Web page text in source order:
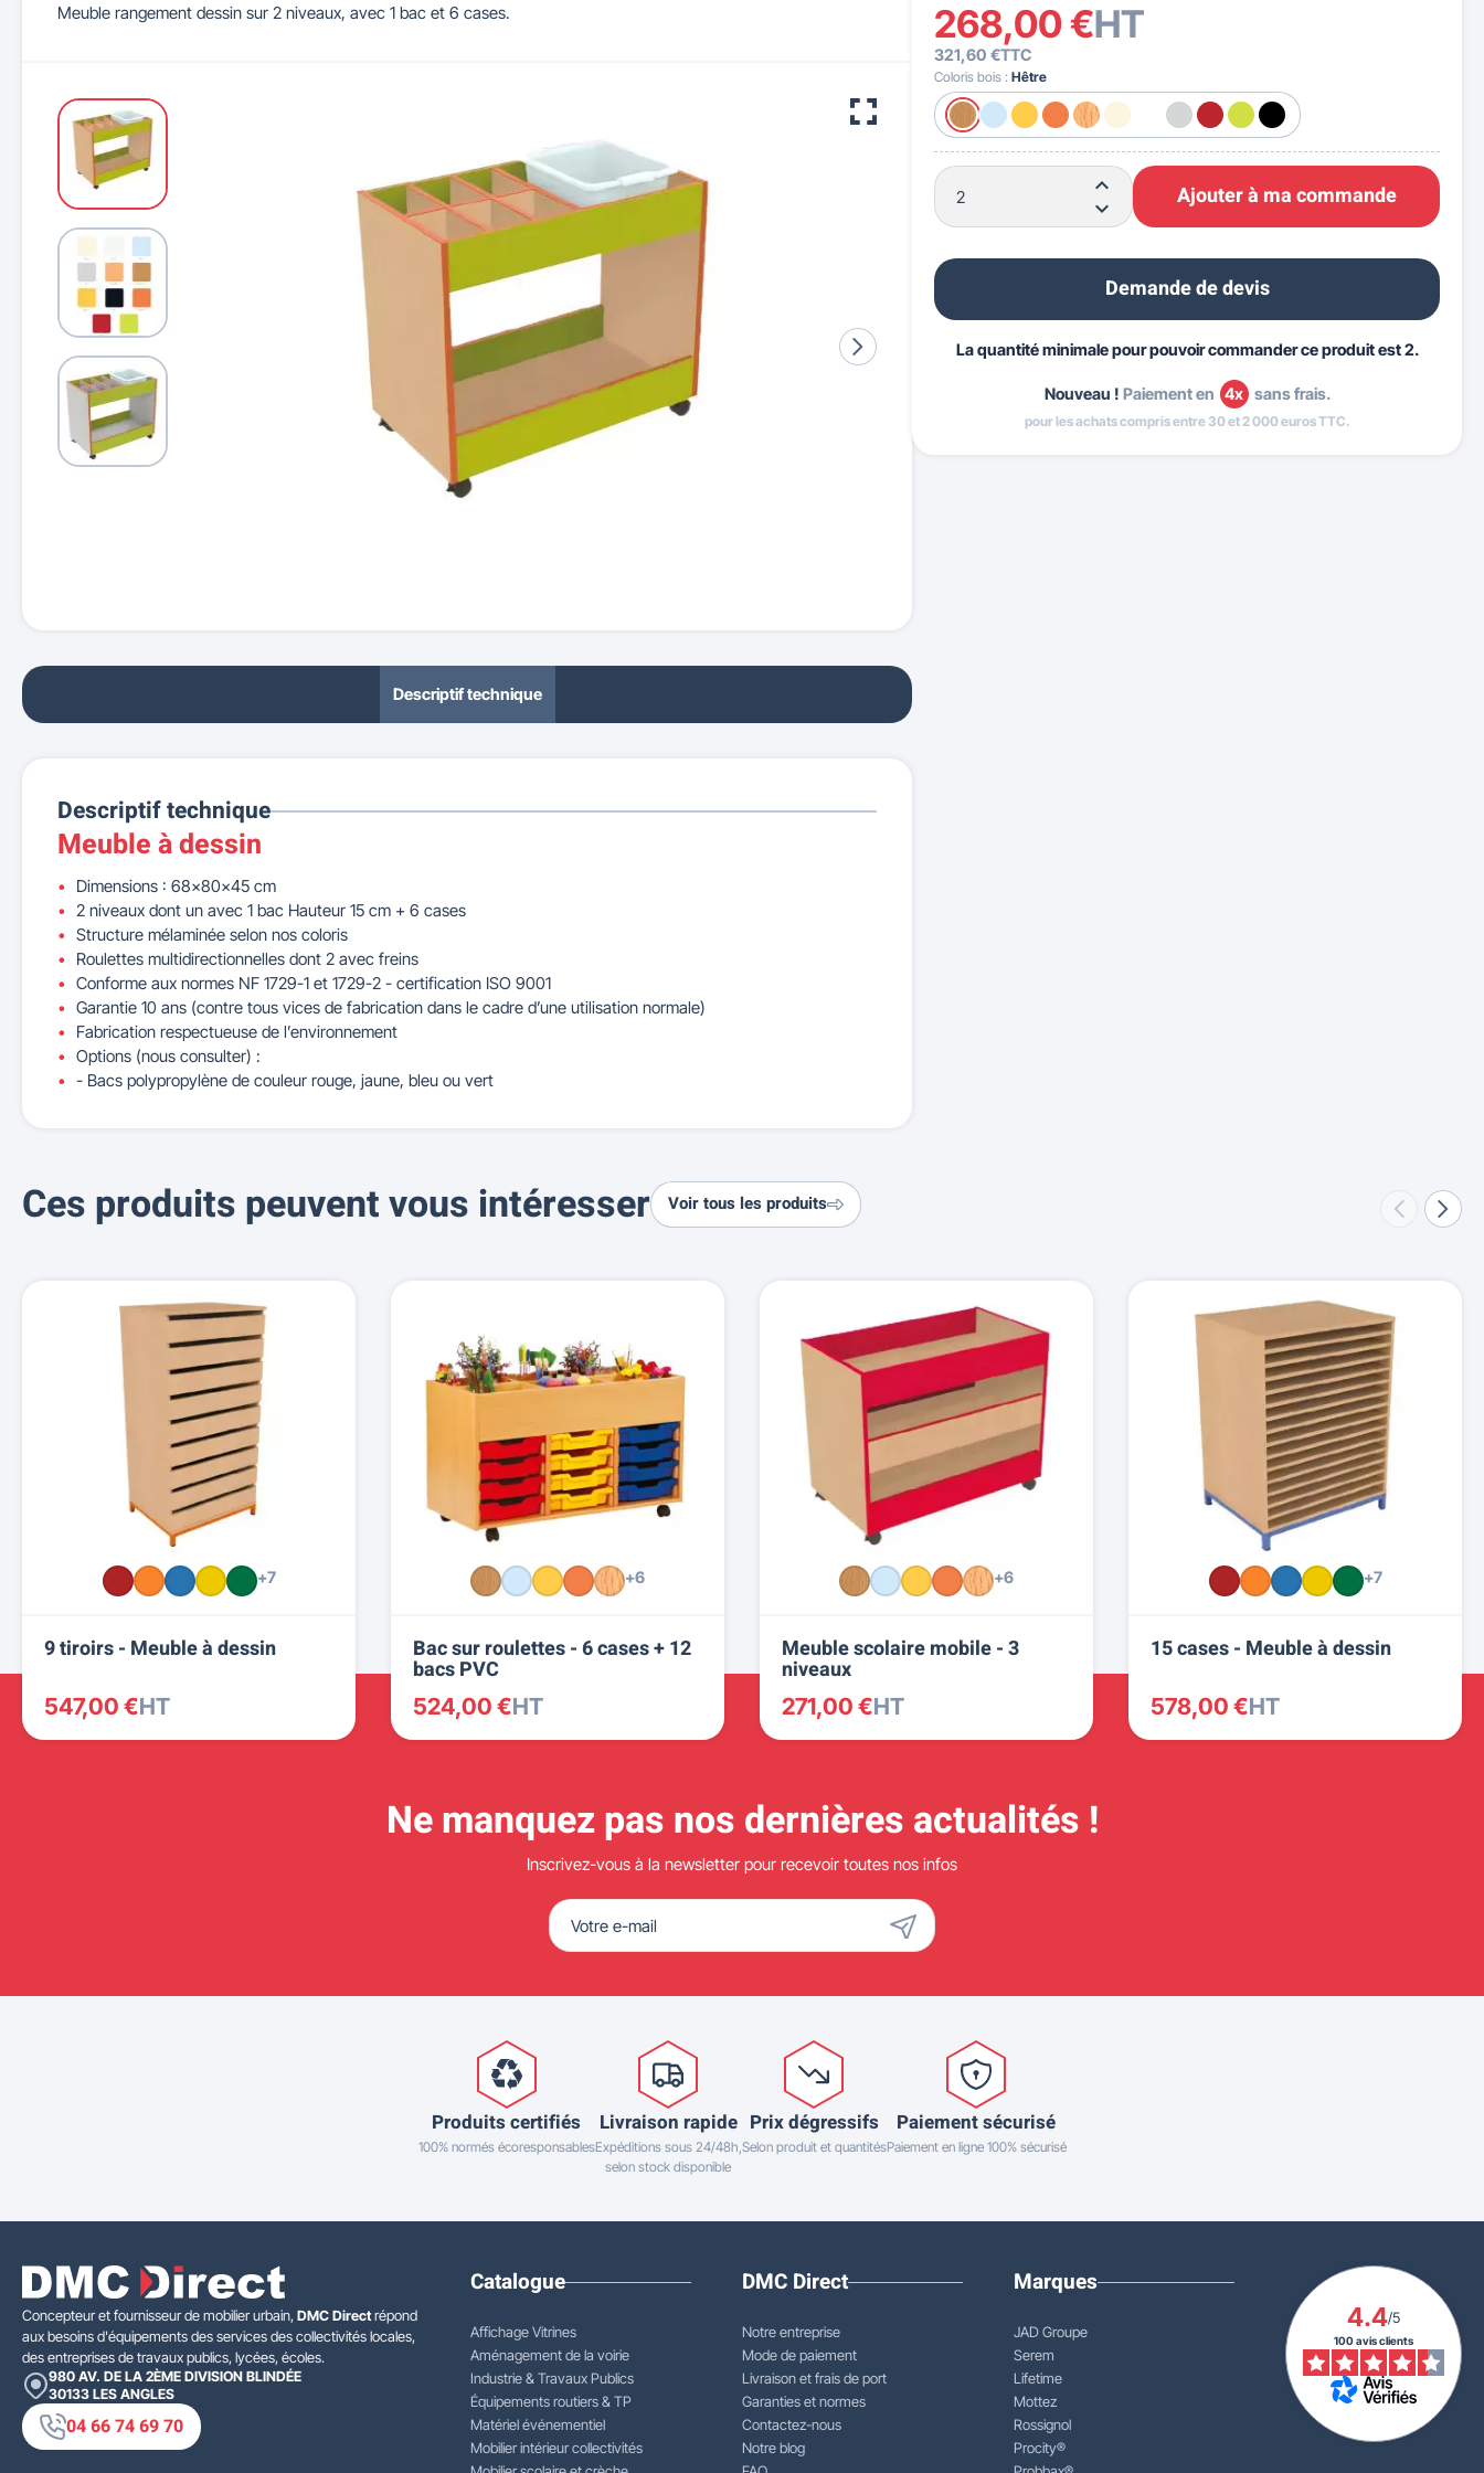
Accessibilité PMR
268,00 €HT
321,60 €TTC
Coloris bois :Hêtre
Ajouter à ma commande
Demande de devis
La quantité minimale pour pouvoir commander ce produit est 2.
Nouveau ! Paiement en 4x sans frais.
pour les achats compris entre 30 et 2 000 euros TTC.
Meuble rangement dessin sur 2 niveaux, avec 1 bac et 6 cases.
Descriptif technique
Descriptif technique
Meuble à dessin
Dimensions : 68x80x45 cm
2 niveaux dont un avec 1 bac Hauteur 15 cm + 6 cases
Structure mélaminée selon nos coloris
Roulettes multidirectionnelles dont 2 avec freins
Conforme aux normes NF 1729-1 et 1729-2 - certification ISO 9001
Garantie 10 ans (contre tous vices de fabrication dans le cadre d’une utilisation normale)
Fabrication respectueuse de l’environnement
Options (nous consulter) :
- Bacs polypropylène de couleur rouge, jaune, bleu ou vert
Ces produits peuvent vous intéresser Voir tous les produits
+7
9 tiroirs - Meuble à dessin
547,00 €HT
+6
Bac sur roulettes - 6 cases + 12
bacs PVC
524,00 €HT
+6
Meuble scolaire mobile - 3
niveaux
271,00 €HT
+7
15 cases - Meuble à dessin
578,00 €HT
Ne manquez pas nos dernières actualités !
Inscrivez-vous à la newsletter pour recevoir toutes nos infos
Produits certifiés
100% normés écoresponsables
Livraison rapide
Expéditions sous 24/48h,
selon stock disponible
Prix dégressifs
Selon produit et quantités
Paiement sécurisé
Paiement en ligne 100% sécurisé
Concepteur et fournisseur de mobilier urbain, DMC Directrépond
aux besoins d'équipements des services des collectivités locales,
des entreprises de travaux publics, lycées, écoles.
980 AV. DE LA 2ÈME DIVISION BLINDÉE
30133 LES ANGLES
04 66 74 69 70
Catalogue
Affichage Vitrines
Aménagement de la voirie
Industrie & Travaux Publics
Équipements routiers & TP
Matériel événementiel
Mobilier intérieur collectivités
DMC Direct
Notre entreprise
Mode de paiement
Livraison et frais de port
Garanties et normes
Contactez-nous
Notre blog
Marques
JAD Groupe
Serem
Lifetime
Mottez
Rossignol
Procity®
4.4/5
100 avis clients